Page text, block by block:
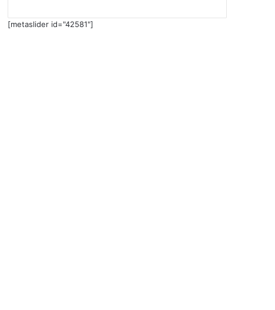
[metaslider id="42581"]